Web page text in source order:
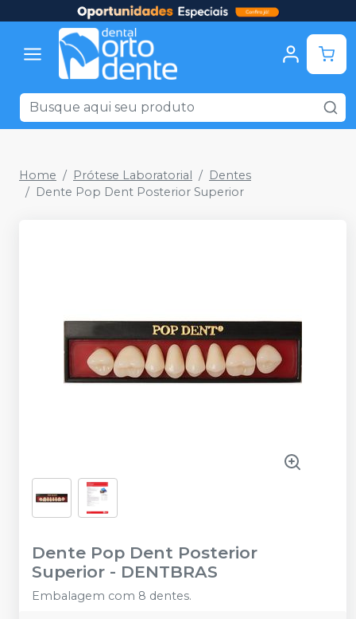
Home Prótese Laboratorial
Dentes
Dente Pop Dent Posterior Superior
Dente Pop Dent Posterior
Superior - DENTBRAS
Embalagem com 8 dentes.